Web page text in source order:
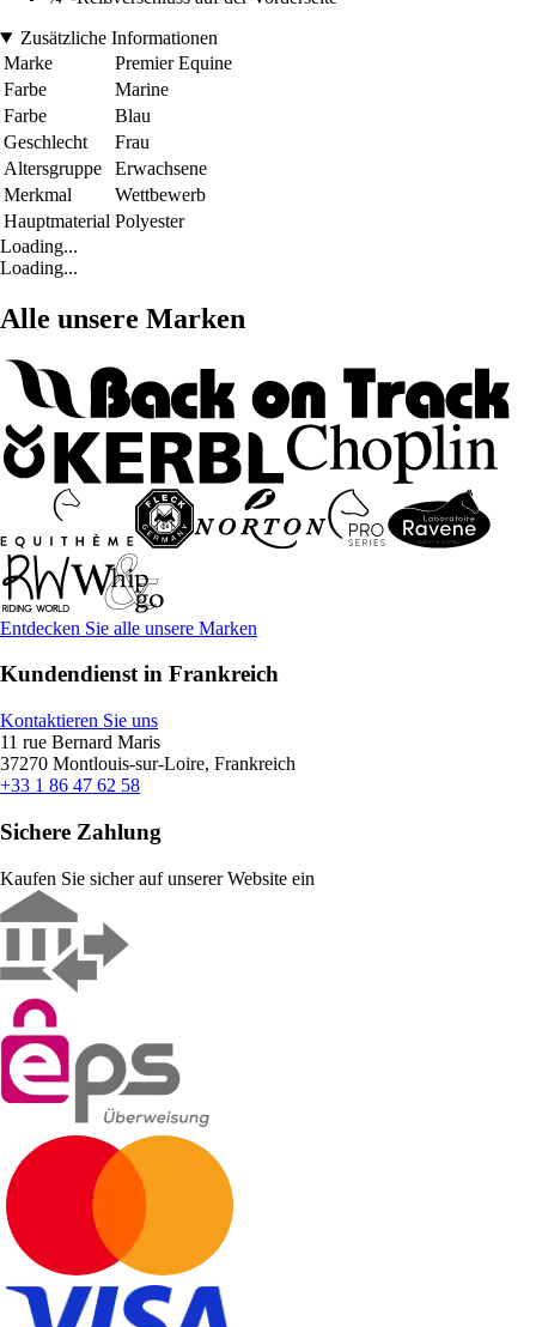
Zusätzliche Informationen
Marke
Premier Equine
Farbe
Marine
Farbe
Blau
Geschlecht
Frau
Altersgruppe
Erwachsene
Merkmal
Wettbewerb
Hauptmaterial Polyester
Loading...
Loading...
Alle unsere Marken
Entdecken Sie alle unsere Marken
Kundendienst in Frankreich
Kontaktieren Sie uns
11 rue Bernard Maris
37270 Montlouis-sur-Loire, Frankreich
+33 1 86 47 62 58
Sichere Zahlung
Kaufen Sie sicher auf unserer Website ein